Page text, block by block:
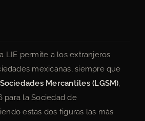
LIE permite a los extranjeros
mexicanas, siempre que
Mercantiles (LGSM),
para la Sociedad de
estas dos figuras las más